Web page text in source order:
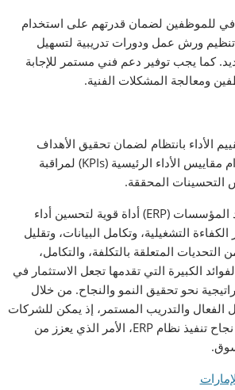
للموظفين لضمان قدرتهم على استخدام
تنظيم ورش عمل ودورات تدريبية لتسهيل
كما يجب توفير دعم فني مستمر للإجابة
ومعالجة المشكلات الفنية.
الأداء بانتظام لضمان تحقيق الأهداف
المحددة. ويمكن استخدام مقاييس الأداء الرئيسية (KPIs) لمراقبة
التحسينات المحققة.
تعتبر نظم تخطيط موارد المؤسسات (ERP) أداة قوية لتحسين أداء
التشغيلية، وتكامل البيانات، وتقليل
المتعلقة بالتكلفة، والتكامل،
الكبيرة التي تقدمها تجعل الاستثمار في
نحو تحقيق النمو والنجاح. من خلال
الفعال والتدريب المستمر، إذ يمكن للشركات
تجاوز التحديات وضمان نجاح تنفيذ نظام ERP، الأمر الذي يعزز من